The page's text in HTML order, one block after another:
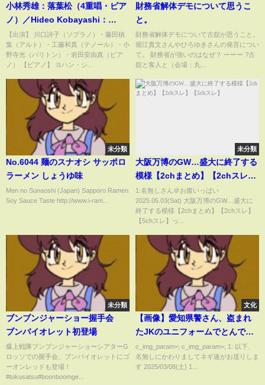
小林秀雄：落葉松（4重唱・ピア
ノ）／Hideo Kobayashi：
Larch(Quadruple・Piano)朝♪ク
ラ～Asa－Kura～
【出演】 川口詩子（ソプラノ）・藤田槙
葉（アルト）・工藤和真（テノール）・小
野寺光（バリトン）・岩田安由真（ピア
ノ） 【ピアノ】 ヨハン・シ...
財務省解体デモについて思うこ
と。
財務省解体デモについて古舘が思うこと。
堀江貴文さんやひろゆきさんの発言につい
て。 財務省が強いのはなぜ？ ーーー ?古
舘と客人と（会場：丸...
未分類
No.6044 麺のスナオシ サッポロ
ラーメン しょうゆ味
Men no Sunaoshi (Japan) Sapporo Ramen
Soy Sauce Taste http://www.i-ram...
未分類
大阪万博のGW…盛大に終了する
模様【2chまとめ】【2chスレ】
【5chスレ】
1:名無しさん＠お腹いっぱい
2025.05.03(Sat) 大阪万博のGW…盛大に
終了する模様【2chまとめ】【2chスレ】
【5chスレ】っ...
未分類
ブンブンジャーショー握手会
ブンバイオレット初登場
爆上戦隊ブンブンジャーショーシアターG
ロッソでの握手会、ブンバイオレットにゴ
ーオンレッドも登場！
#tokusatsu#boonboomge...
文化
【画像】愛知県警さん、盗まれ
たJKのユニフォームでとんでも
ない事をする
c_img_param=; c_img_param=; 1: 以下、
名無しにかわりましてネギ速がお送りしま
す 2025/03/08(土) 1...